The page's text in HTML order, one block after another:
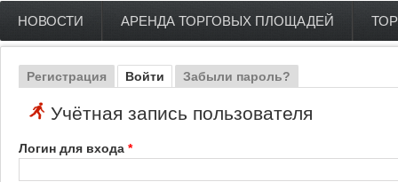
Главное меню
НОВОСТИ АРЕНДА ТОРГОВЫХ ПЛОЩАДЕЙ
Главные вкладки
Регистрация Войти (активная вкладка)
Забыли пароль?
Учётная запись пользователя
Логин для входа *